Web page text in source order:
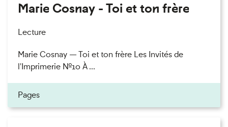
Marie Cosnay - Toi et ton frère
Lecture
Marie Cosnay — Toi et ton frère Les Invités de
l'Imprimerie n°10 À ...
Pages